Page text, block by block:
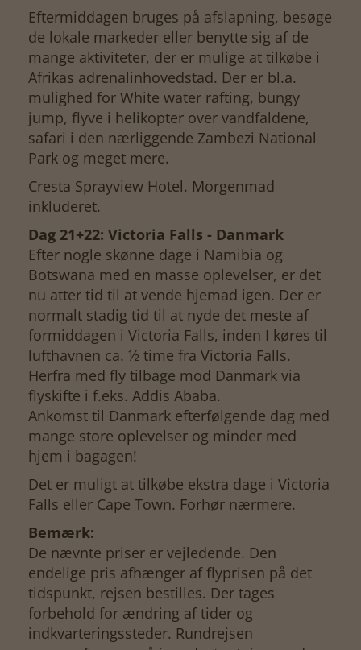
Eftermiddagen bruges på afslapning, besøge
de lokale markeder eller benytte sig af de
mange aktiviteter, der er mulige at tilkøbe i
Afrikas adrenalinhovedstad. Der er bl.a.
mulighed for White water rafting, bungy
jump, flyve i helikopter over vandfaldene,
safari i den nærliggende Zambezi National
Park og meget mere.
Cresta Sprayview Hotel. Morgenmad
inkluderet.
Dag 21+22: Victoria Falls - Danmark
Efter nogle skønne dage i Namibia og
Botswana med en masse oplevelser, er det
nu atter tid til at vende hjemad igen. Der er
normalt stadig tid til at nyde det meste af
formiddagen i Victoria Falls, inden I køres til
lufthavnen ca. ½ time fra Victoria Falls.
Herfra med fly tilbage mod Danmark via
flyskifte i f.eks. Addis Ababa.
Ankomst til Danmark efterfølgende dag med
mange store oplevelser og minder med
hjem i bagagen!
Det er muligt at tilkøbe ekstra dage i Victoria
Falls eller Cape Town. Forhør nærmere.
Bemærk:
De nævnte priser er vejledende. Den
endelige pris afhænger af flyprisen på det
tidspunkt, rejsen bestilles. Der tages
forbehold for ændring af tider og
indkvarteringssteder. Rundrejsen